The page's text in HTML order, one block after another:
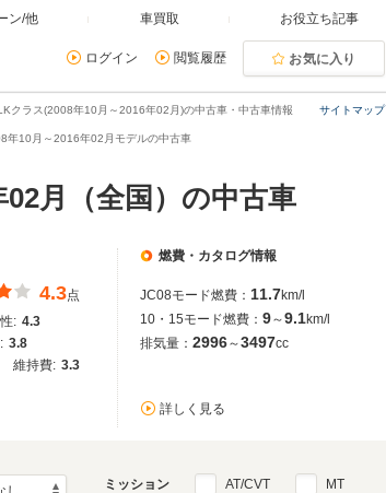
ン/他 車買取 お役立ち記事
ログイン 閲覧履歴 お気に入り
サイトマップ
クラス(2008年10月～2016年02月)の中古車・中古車情報
年10月～2016年02月モデルの中古車
月（全国）の中古車
4.3点
: 4.3
3.8
維持費: 3.3
燃費・カタログ情報
JC08モード燃費： 11.7km/l
10・15モード燃費： 9～9.1km/l
排気量： 2996～3497cc
詳しく見る
ミッション AT/CVT MT